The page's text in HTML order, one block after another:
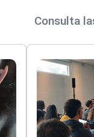
Consulta